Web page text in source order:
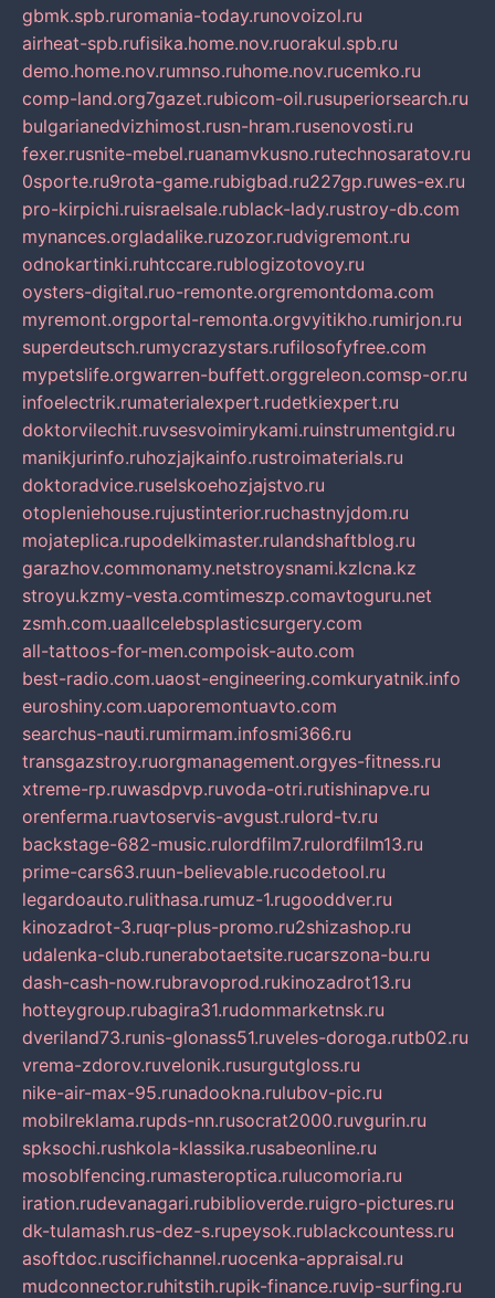
gbmk.spb.ruromania-today.runovoizol.ru
airheat-spb.rufisika.home.nov.ruorakul.spb.ru
demo.home.nov.rumnso.ruhome.nov.rucemko.ru
comp-land.org7gazet.rubicom-oil.rusuperiorsearch.ru
bulgarianedvizhimost.rusn-hram.rusenovosti.ru
fexer.rusnite-mebel.ruanamvkusno.rutechnosaratov.ru
0sporte.ru9rota-game.rubigbad.ru227gp.ruwes-ex.ru
pro-kirpichi.ruisraelsale.rublack-lady.rustroy-db.com
mynances.orgladalike.ruzozor.rudvigremont.ru
odnokartinki.ruhtccare.rublogizotovoy.ru
oysters-digital.ruo-remonte.orgremontdoma.com
myremont.orgportal-remonta.orgvyitikho.rumirjon.ru
superdeutsch.rumycrazystars.rufilosofyfree.com
mypetslife.orgwarren-buffett.orggreleon.comsp-or.ru
infoelectrik.rumaterialexpert.rudetkiexpert.ru
doktorvilechit.ruvsesvoimirykami.ruinstrumentgid.ru
manikjurinfo.ruhozjajkainfo.rustroimaterials.ru
doktoradvice.ruselskoehozjajstvo.ru
otopleniehouse.rujustinterior.ruchastnyjdom.ru
mojateplica.rupodelkimaster.rulandshaftblog.ru
garazhov.commonamy.netstroysnami.kzlcna.kz
stroyu.kzmy-vesta.comtimeszp.comavtoguru.net
zsmh.com.uaallcelebsplasticsurgery.com
all-tattoos-for-men.compoisk-auto.com
best-radio.com.uaost-engineering.comkuryatnik.info
euroshiny.com.uaporemontuavto.com
searchus-nauti.rumirmam.infosmi366.ru
transgazstroy.ruorgmanagement.orgyes-fitness.ru
xtreme-rp.ruwasdpvp.ruvoda-otri.rutishinapve.ru
orenferma.ruavtoservis-avgust.rulord-tv.ru
backstage-682-music.rulordfilm7.rulordfilm13.ru
prime-cars63.ruun-believable.rucodetool.ru
legardoauto.rulithasa.rumuz-1.rugooddver.ru
kinozadrot-3.ruqr-plus-promo.ru2shizashop.ru
udalenka-club.runerabotaetsite.rucarszona-bu.ru
dash-cash-now.rubravoprod.rukinozadrot13.ru
hotteygroup.rubagira31.rudommarketnsk.ru
dveriland73.runis-glonass51.ruveles-doroga.rutb02.ru
vrema-zdorov.ruvelonik.rusurgutgloss.ru
nike-air-max-95.runadookna.rulubov-pic.ru
mobilreklama.rupds-nn.rusocrat2000.ruvgurin.ru
spksochi.rushkola-klassika.rusabeonline.ru
mosoblfencing.rumasteroptica.rulucomoria.ru
iration.rudevanagari.rubiblioverde.ruigro-pictures.ru
dk-tulamash.rus-dez-s.rupeysok.rublackcountess.ru
asoftdoc.ruscifichannel.ruocenka-appraisal.ru
mudconnector.ruhitstih.rupik-finance.ruvip-surfing.ru